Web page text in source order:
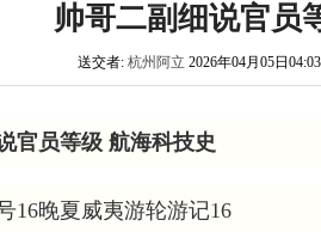
帅哥二副细说官员
送交者: 杭州阿立 2026年04月05日
官员等级 航海科技史
16晚夏威夷游轮游记16